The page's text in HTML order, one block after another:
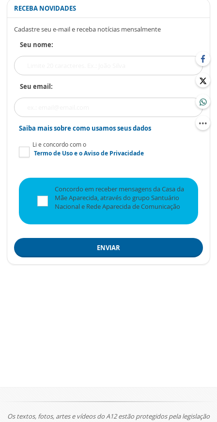
RECEBA NOVIDADES
Cadastre seu e-mail e receba notícias mensalmente
Seu nome:
Seu email:
Saiba mais sobre como usamos seus dados
Li e concordo com o
Termo de Usoe oAviso de Privacidade
Concordo em receber mensagens da Casa da
Mãe Aparecida, através do grupo Santuário
Nacional e Rede Aparecida de Comunicação
ENVIAR
Os textos, fotos, artes e vídeos do A12 estão protegidos pela legislação